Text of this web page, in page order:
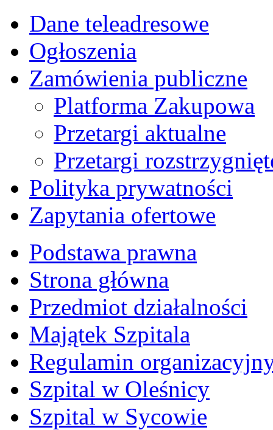
Dane teleadresowe
Ogłoszenia
Zamówienia publiczne
Platforma Zakupowa
Przetargi aktualne
Przetargi
Polityka prywatności
Zapytania ofertowe
Podstawa prawna
Strona główna
Przedmiot działalności
Majątek Szpitala
Regulamin
Szpital w Oleśnicy
Szpital w Sycowie